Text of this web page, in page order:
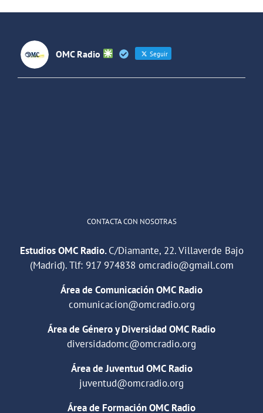
OMC Radio Seguir
CONTACTA CON NOSOTRAS
Estudios OMC Radio.C/Diamante, 22. Villaverde Bajo
(Madrid). Tlf: 917 974838 omcradio@gmail.com
Área de Comunicación OMC Radio
comunicacion@omcradio.org
Área de Género y Diversidad OMC Radio
diversidadomc@omcradio.org
Área de Juventud OMC Radio
juventud@omcradio.org
Área de Formación OMC Radio